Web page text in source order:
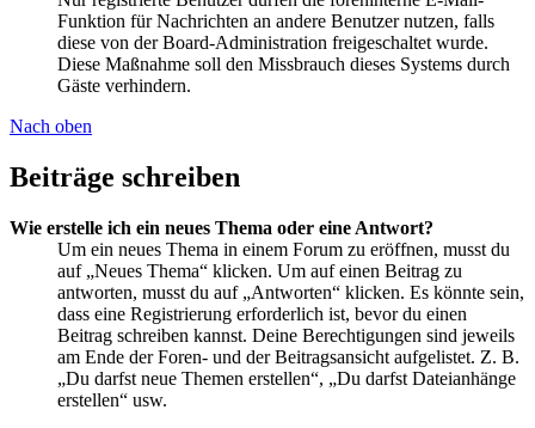
Funktion für Nachrichten an andere Benutzer nutzen, falls
diese von der Board-Administration freigeschaltet wurde.
Diese Maßnahme soll den Missbrauch dieses Systems durch
Gäste verhindern.
Nach oben
Beiträge schreiben
Wie erstelle ich ein neues Thema oder eine Antwort?
Um ein neues Thema in einem Forum zu eröffnen, musst du
auf „Neues Thema“ klicken. Um auf einen Beitrag zu
antworten, musst du auf „Antworten“ klicken. Es könnte sein,
dass eine Registrierung erforderlich ist, bevor du einen
Beitrag schreiben kannst. Deine Berechtigungen sind jeweils
am Ende der Foren- und der Beitragsansicht aufgelistet. Z. B.
„Du darfst neue Themen erstellen“, „Du darfst Dateianhänge
erstellen“ usw.